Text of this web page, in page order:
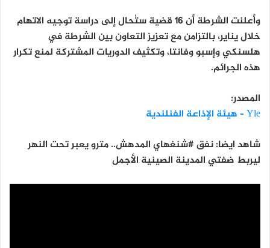
وأعلنت الشرطة أن 16 قضية ستُحال إلى دراسة توجيه الاتهام
خلال يناير، بالتزامن مع تعزيز التعاون بين الشرطة في
هلسنكي وإسبو وفانتا، وتكثيف الدوريات المشتركة لمنع تكرار
هذه الجرائم.
المصدر:
Yle – هيئة الإذاعة الفنلندية
شاهد ايضا: نفق #شنغهاي المدهش.. مترو يعبر تحت النهر
ليربط ضفتي المدينة الصينية الأجمل